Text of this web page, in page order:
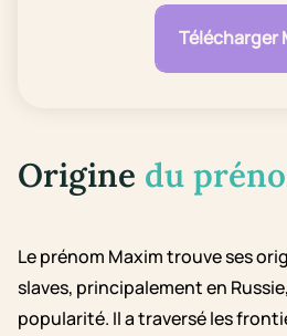
Télécharger
Origine du
Le prénom Maxim trouve ses
slaves, principalement en
popularité. Il a traversé les